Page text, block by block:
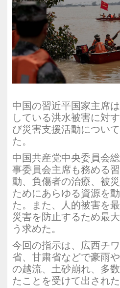
中国の習近平国家主席
している洪水被害に対
び災害支援活動につい
た。
中国共産党中央委員会
事委員会主席も務める
動、負傷者の治療、被
ためにあらゆる資源を
た。また、人的被害を
災害を防止するため最
う求めた。
今回の指示は、広西チ
省、甘粛省などで豪雨
の越流、土砂崩れ、多
たことを受けて出された